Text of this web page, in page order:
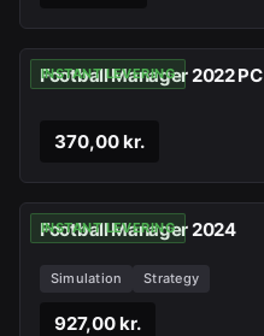
INSTANT LEVERING
Football Manager 2022 PC
370,00 kr.
INSTANT LEVERING
Football Manager 2024
Simulation Strategy
927,00 kr.